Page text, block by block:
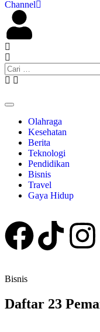
Channel
Olahraga
Kesehatan
Berita
Teknologi
Pendidikan
Bisnis
Travel
Gaya Hidup
Bisnis
Daftar 23